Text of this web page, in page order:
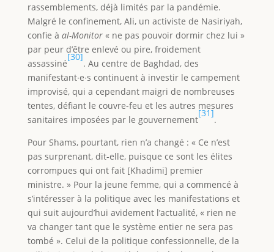
rassemblements, déjà limités par la pandémie.
Malgré le confinement, Ali, un activiste de Nasiriyah,
confie à al-Monitor« ne pas pouvoir dormir chez lui »
par peur d’être enlevé ou pire, froidement
assassiné
[30]
. Au centre de Baghdad, des
manifestant∙e∙s continuent à investir le campement
improvisé, qui a cependant maigri de nombreuses
tentes, défiant le couvre-feu et les autres mesures
sanitaires imposées par le gouvernement
[31]
.
Pour Shams, pourtant, rien n’a changé : « Ce n’est
pas surprenant, dit-elle, puisque ce sont les élites
corrompues qui ont fait [Khadimi] premier
ministre. » Pour la jeune femme, qui a commencé à
s’intéresser à la politique avec les manifestations et
qui suit aujourd’hui avidement l’actualité, « rien ne
va changer tant que le système entier ne sera pas
tombé ». Celui de la politique confessionnelle, de la